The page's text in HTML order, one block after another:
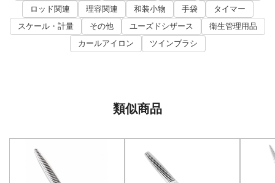
ロッド関連
理容関連 和装小物 手袋
タイマー
スケール・計量
その他 ユーズドシザース
衛生管理用品
カールアイロン
ツインブラシ
類似商品